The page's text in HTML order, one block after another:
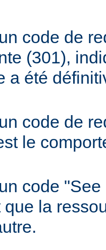
code de
(301),
a été
code de
le
code
que la